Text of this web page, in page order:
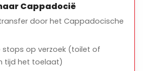
Cappadocië
door het Cappadocische
stops op verzoek (toilet of
tijd het toelaat)